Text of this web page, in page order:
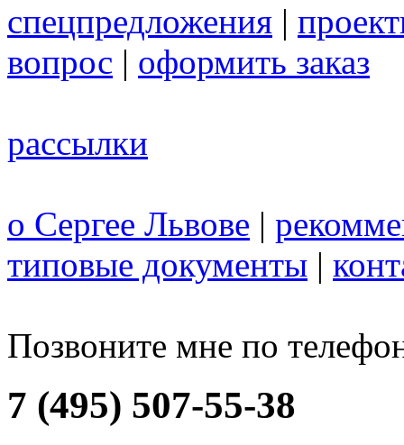
спецпредложения |
вопрос | оформить заказ
рассылки
о Сергее Львове |
типовые документы |
Позвоните мне по
7 (495) 507-55-38